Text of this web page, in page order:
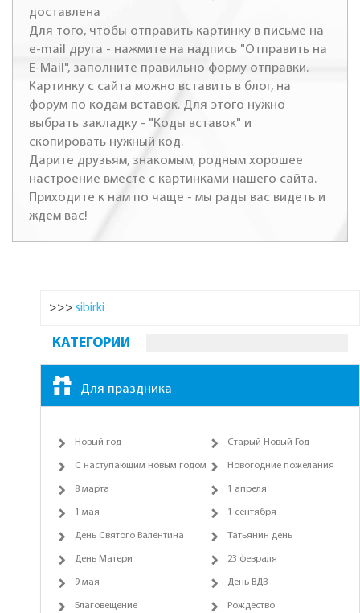
доставлена
Для того, чтобы отправить картинку в письме на
e-mail друга - нажмите на надпись "Отправить на
E-Mail", заполните правильно форму отправки.
Картинку с сайта можно вставить в блог, на
форум по кодам вставок. Для этого нужно
выбрать закладку - "Коды вставок" и
скопировать нужный код.
Дарите друзьям, знакомым, родным хорошее
настроение вместе с картинками нашего сайта.
Приходите к нам по чаще - мы рады вас видеть и
ждем вас!
>>> sibirki
КАТЕГОРИИ
Для праздника
Новый год Старый Новый Год
С наступающим новым годом Новогодние пожелания
8 марта 1 апреля
1 мая 1 сентября
День Святого Валентина Татьянин день
День Матери 23 февраля
9 мая День ВДВ
Благовещение Рождество